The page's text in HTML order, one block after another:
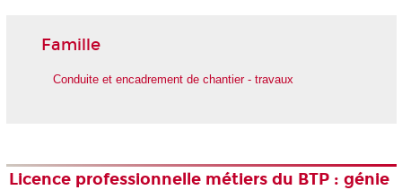
Famille
Conduite et encadrement de chantier - travaux
Licence professionnelle métiers du BTP : génie